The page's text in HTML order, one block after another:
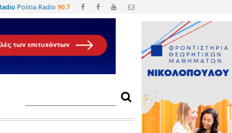
Web TV Live Radio